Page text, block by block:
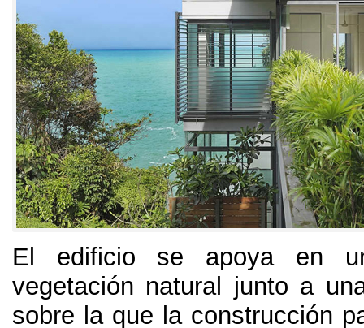
El edificio se apoya en
vegetación natural junto a
sobre la que la construcción